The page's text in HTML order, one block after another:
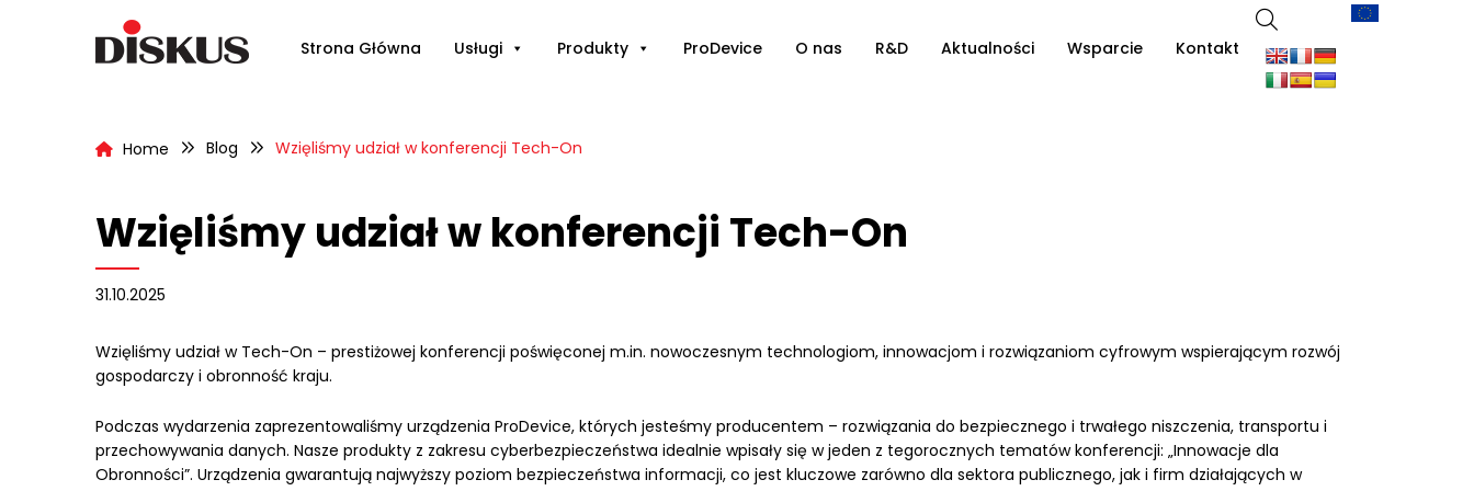
Strona Główna Usługi Produkty ProDevice O nas R&D Aktualności Wsparcie Kontakt
Home Blog Wzięliśmy udział w konferencji Tech-On
Wzięliśmy udział w konferencji Tech-On
31.10.2025
Wzięliśmy udział w Tech-On – prestiżowej konferencji poświęconej m.in. nowoczesnym technologiom, innowacjom i rozwiązaniom cyfrowym wspierającym rozwój
gospodarczy i obronność kraju.
Podczas wydarzenia zaprezentowaliśmy urządzenia ProDevice, których jesteśmy producentem – rozwiązania do bezpiecznego i trwałego niszczenia, transportu i
przechowywania danych. Nasze produkty z zakresu cyberbezpieczeństwa idealnie wpisały się w jeden z tegorocznych tematów konferencji: „Innowacje dla
Obronności”. Urządzenia gwarantują najwyższy poziom bezpieczeństwa informacji, co jest kluczowe zarówno dla sektora publicznego, jak i firm działających w